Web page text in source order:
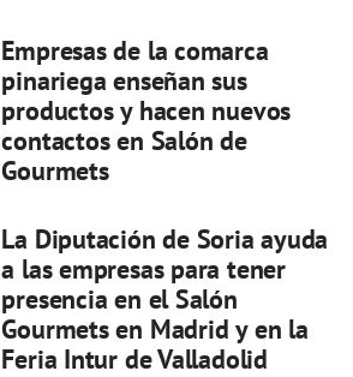
Empresas de la comarca
pinariega enseñan sus
productos y hacen nuevos
contactos en Salón de
Gourmets
La Diputación de Soria ayuda
a las empresas para tener
presencia en el Salón
Gourmets en Madrid y en la
Feria Intur de Valladolid